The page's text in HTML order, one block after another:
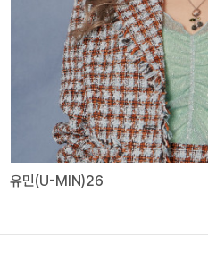
유민(U-MIN)26